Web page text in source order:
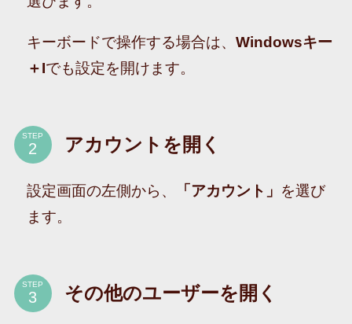
キーボードで操作する場合は、 Windowsキー
＋Iでも設定を開けます。
STEP アカウントを開く
設定画面の左側から、 「アカウント」 を選び
ます。
STEP その他のユーザーを開く